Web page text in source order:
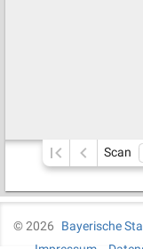
Scan
©2026
Bayerische